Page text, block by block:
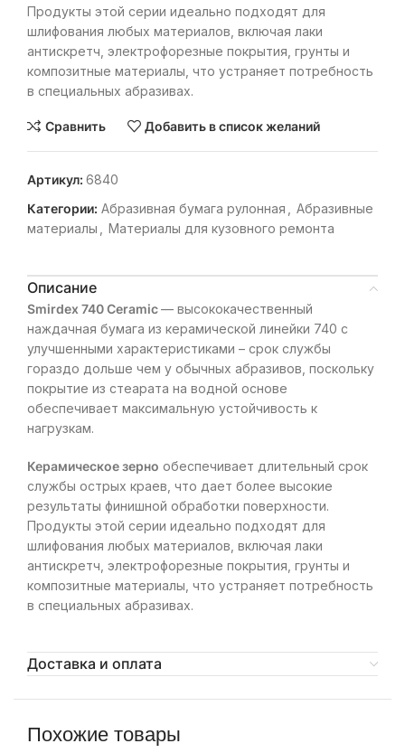
Продукты этой серии идеально подходят для
шлифования любых материалов, включая лаки
антискретч, электрофорезные покрытия, грунты и
композитные материалы, что устраняет потребность
в специальных абразивах.
Сравнить Добавить в список желаний
Артикул: 6840
Категории: Абразивная бумага рулонная
Абразивные
материалы
Материалы для кузовного ремонта
Описание
Smirdex 740 Ceramic— высококачественный
наждачная бумага из керамической линейки 740 с
улучшенными характеристиками – срок службы
гораздо дольше чем у обычных абразивов, поскольку
покрытие из стеарата на водной основе
обеспечивает максимальную устойчивость к
нагрузкам.
Керамическое зерно обеспечивает длительный срок
службы острых краев, что дает более высокие
результаты финишной обработки поверхности.
Продукты этой серии идеально подходят для
шлифования любых материалов, включая лаки
антискретч, электрофорезные покрытия, грунты и
композитные материалы, что устраняет потребность
в специальных абразивах.
Доставка и оплата
Похожие товары